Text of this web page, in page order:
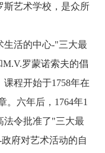
斯艺术学校，是众所
生活的中心-"三大最
罗蒙诺索夫的倡
程开始于1758年在
。六年后，1764年1
法令批准了"三大最
府对艺术活动的自